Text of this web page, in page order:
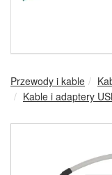
Przewody i kable
Kable i adaptery